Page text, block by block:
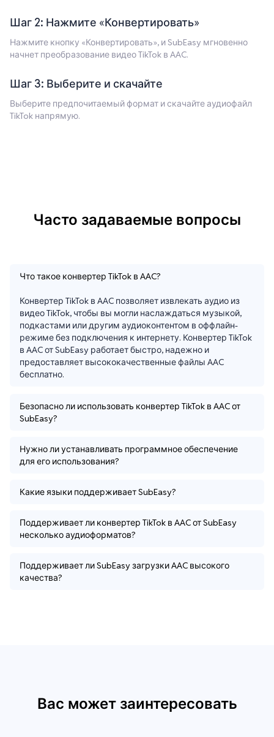
Шаг 2: Нажмите «Конвертировать»
Нажмите кнопку «Конвертировать», и SubEasy мгновенно
начнет преобразование видео TikTok в AAC.
Шаг 3: Выберите и скачайте
Выберите предпочитаемый формат и скачайте аудиофайл
TikTok напрямую.
Часто задаваемые вопросы
Что такое конвертер TikTok в AAC?
Конвертер TikTok в AAC позволяет извлекать аудио из
видео TikTok, чтобы вы могли наслаждаться музыкой,
подкастами или другим аудиоконтентом в оффлайн-
режиме без подключения к интернету. Конвертер TikTok
в AAC от SubEasy работает быстро, надежно и
предоставляет высококачественные файлы AAC
бесплатно.
Безопасно ли использовать конвертер TikTok в AAC от
SubEasy?
Нужно ли устанавливать программное обеспечение
для его использования?
Какие языки поддерживает SubEasy?
Поддерживает ли конвертер TikTok в AAC от SubEasy
несколько аудиоформатов?
Поддерживает ли SubEasy загрузки AAC высокого
качества?
Вас может заинтересовать